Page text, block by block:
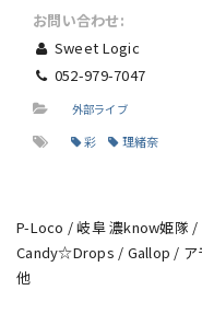
お問い合わせ:
Sweet Logic
052-979-7047
外部ライブ
彩 理緒奈
P-Loco / 岐阜 濃know姫隊
Candy☆Drops / Gallop / ア
他